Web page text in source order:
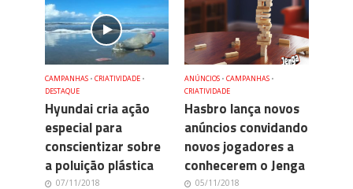
CAMPANHAS • CRIATIVIDADE •
DESTAQUE
Hyundai cria ação
especial para
conscientizar sobre
a poluição plástica
07/11/2018
ANÚNCIOS • CAMPANHAS •
CRIATIVIDADE
Hasbro lança novos
anúncios convidando
novos jogadores a
conhecerem o Jenga
05/11/2018